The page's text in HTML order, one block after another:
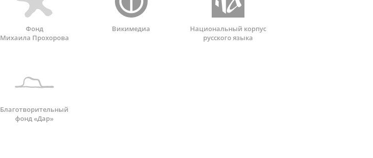
Фонд
Михаила Прохорова
Викимедиа
Национальный корпус
русского языка
Благотворительный
фонд «Дар»